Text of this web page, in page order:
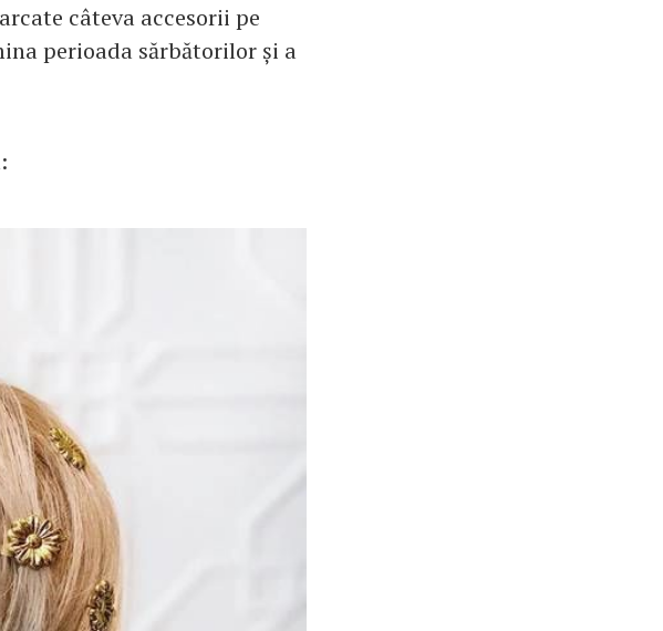
câteva accesorii pe
perioada sărbătorilor și a